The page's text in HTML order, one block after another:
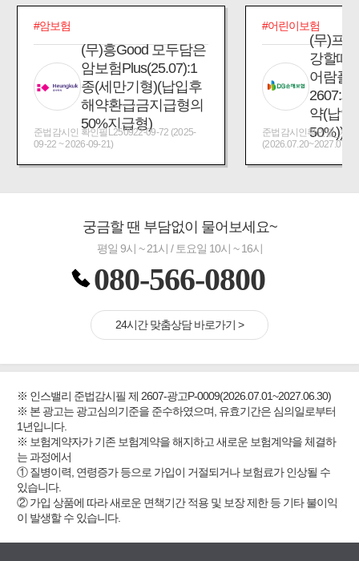
#암보험
(무)흥Good 모두담은
암보험Plus(25.07):1
종(세만기형)(납입후
해약환급금지급형의
50%지급형)
준법감시인 확인필L250922-09-72 (2025-
09-22 ~ 2026-09-21)
#어린이보험
(무)프
강할때
어람플
2607:
약(납입
50%))
준법감시인확인필_제
궁금할 땐 부담없이 물어보세요~
평일 9시 ~ 21시 / 토요일 10시 ~ 16시
080-566-0800
24시간 맞춤상담 바로가기 >
※ 인스밸리 준법감시필 제 2607-광고P-0009(2026.07.01~2027.06.30)
※ 본 광고는 광고심의기준을 준수하였으며, 유효기간은 심의일로부터
1년입니다.
※ 보험계약자가 기존 보험계약을 해지하고 새로운 보험계약을 체결하
는 과정에서
① 질병이력, 연령증가 등으로 가입이 거절되거나 보험료가 인상될 수
있습니다.
② 가입 상품에 따라 새로운 면책기간 적용 및 보장 제한 등 기타 불이익
이 발생할 수 있습니다.